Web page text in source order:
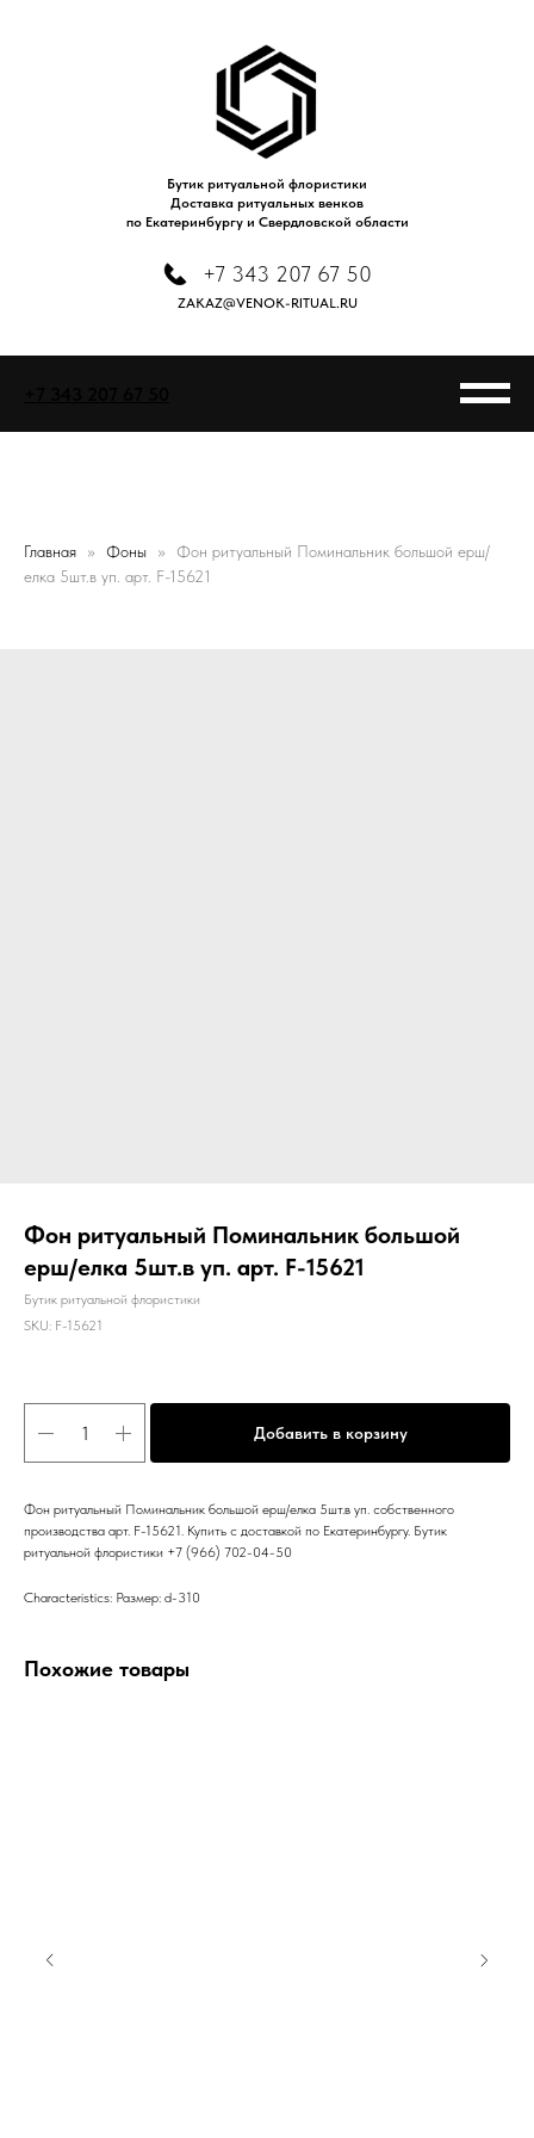
Бутик ритуальной флористики
Доставка ритуальных венков
по Екатеринбургу и Свердловской области
+7 343 207 67 50
ZAKAZ@VENOK-RITUAL.RU
Главная Фоны
Фон ритуальный Поминальник большой ерш/
елка 5шт.в уп. арт. F-15621
Фон ритуальный Поминальник большой
ерш/елка 5шт.в уп. арт. F-15621
Бутик ритуальной флористики
SKU: F-15621
Добавить в корзину
Фон ритуальный Поминальник большой ерш/елка 5шт.в уп. собственного
производства арт. F-15621. Купить с доставкой по Екатеринбургу. Бутик
ритуальной флористики +7 (966) 702-04-50
Characteristics: Размер: d-310
Похожие товары